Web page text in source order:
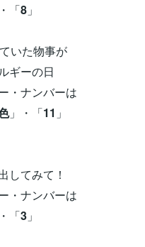
「8 」
いた物事が
の日
ンバーは
」・「11 」
みて！
ンバーは
「3 」